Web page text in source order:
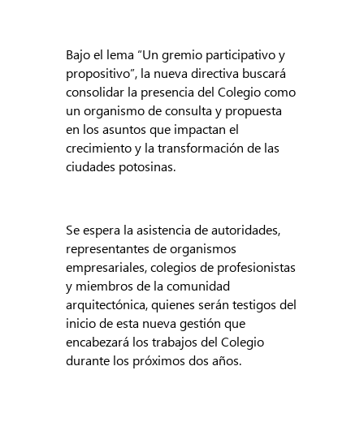
Bajo el lema “Un gremio participativo y
propositivo”, la nueva directiva buscará
consolidar la presencia del Colegio como
un organismo de consulta y propuesta
en los asuntos que impactan el
crecimiento y la transformación de las
ciudades potosinas.
Se espera la asistencia de autoridades,
representantes de organismos
empresariales, colegios de profesionistas
y miembros de la comunidad
arquitectónica, quienes serán testigos del
inicio de esta nueva gestión que
encabezará los trabajos del Colegio
durante los próximos dos años.